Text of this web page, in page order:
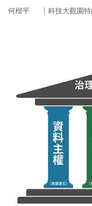
何楷平 ｜ 科技大觀園